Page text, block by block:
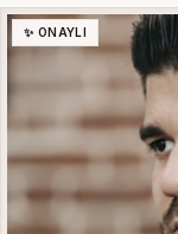
✨ ONAYLI